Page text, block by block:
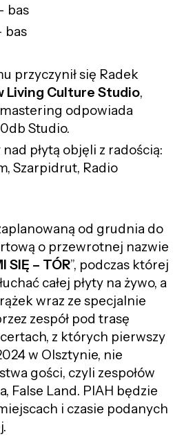
bas
bas
przyczynił się Radek
Living Culture Studio,
odpowiada
Studio.
płytą objęli z radością:
Szarpidrut, Radio
od grudnia do
o przewrotnej nazwie
SIĘ – TÓR”, podczas której
całej płyty na żywo, a
wraz ze specjalnie
zespół pod trasę
z których pierwszy
w Olsztynie, nie
gości, czyli zespołów
False Land. PIAH będzie
i czasie podanych